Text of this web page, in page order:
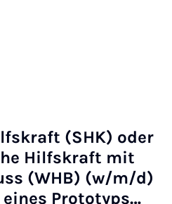
(SHK) oder
Hil­f­skraft mit
(WHB) (w/m/d)
Pro­to­typs…